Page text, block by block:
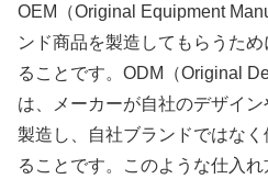
OEM（Original Equipment
ンド商品を製造してもらうた
ることです。ODM（Original
は、メーカーが自社のデザイ
製造し、自社ブランドではな
ることです。このような仕入